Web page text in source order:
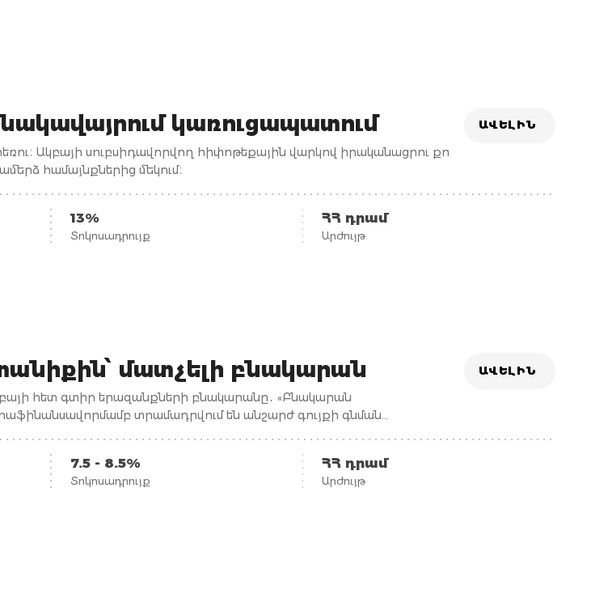
կառուցապատում
Ակբայի սուբսիդավորվող հիփոթեքային վարկով իրականացրու քո
համայնքներից մեկում։
ԱՎԵԼԻՆ
13%
Տոկոսադրույք
ՀՀ դրամ
Արժույթ
մատչելի բնակարան
հետ գտիր երազանքների բնակարանը․ «Բնակարան
տրամադրվում են անշարժ գույքի գնման
ԱՎԵԼԻՆ
7.5 - 8.5%
Տոկոսադրույք
ՀՀ դրամ
Արժույթ